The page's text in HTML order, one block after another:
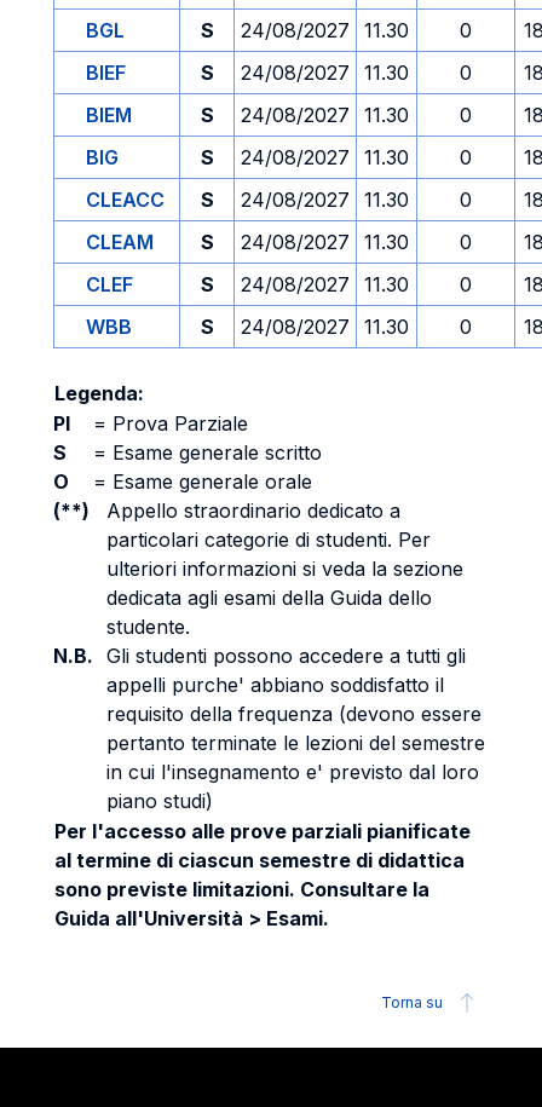
BGL S 24/08/2027 11.30 0
BIEF
S 24/08/2027 11.30 0
BIEM
S 24/08/2027 11.30 0
BIG
S 24/08/2027 11.30 0
CLEACC
S 24/08/2027 11.30 0
CLEAM
S 24/08/2027 11.30 0
CLEF
S 24/08/2027 11.30 0
WBB
S 24/08/2027 11.30 0
Legenda:
PI
= Prova Parziale
S
= Esame generale scritto
O
= Esame generale orale
(**)
Appello straordinario dedicato a
particolari categorie di studenti. Per
ulteriori informazioni si veda la sezione
dedicata agli esami della Guida dello
studente.
N.B. Gli studenti possono accedere a tutti gli
appelli purche' abbiano soddisfatto il
requisito della frequenza (devono essere
pertanto terminate le lezioni del semestre
in cui l'insegnamento e' previsto dal loro
piano studi)
Per l'accesso alle prove parziali pianificate
al termine di ciascun semestre di didattica
sono previste limitazioni. Consultare la
Guida all'Università > Esami.
Torna su